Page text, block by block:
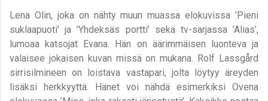
Lena Olin, joka on nähty muun muassa elokuvissa ’Pieni
suklaapuoti’ ja ’Yhdeksäs portti’ sekä tv-sarjassa ’Alias’,
lumoaa katsojat Evana. Hän on äärimmäisen luonteva ja
valaisee jokaisen kuvan missä on mukana. Rolf Lassgård
sirrisilmineen on loistava vastapari, jolta löytyy äreyden
lisäksi herkkyyttä. Hänet voi nähdä esimerkiksi Ovena